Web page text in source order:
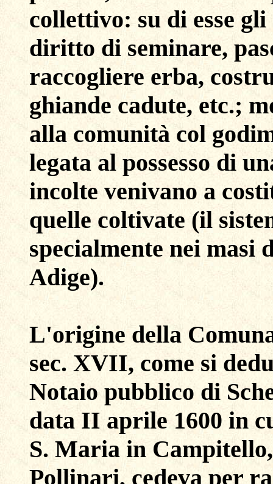
collettivo: su di esse
diritto di seminare,
raccogliere erba,
ghiande cadute, etc.;
alla comunità col
legata al possesso di
incolte venivano a
quelle coltivate (il
specialmente nei masi
Adige).
L'origine della
sec. XVII, come si
Notaio pubblico di
data II aprile 1600 in
S. Maria in
Pollinari, cedeva per